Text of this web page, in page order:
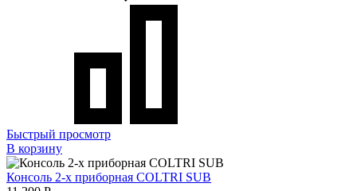
Быстрый просмотр
В корзину
Консоль 2-х приборная COLTRI SUB